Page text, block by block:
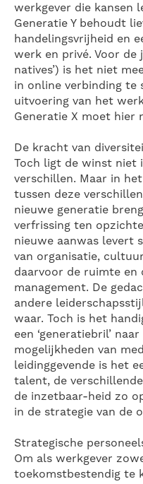
werkgever die kansen
Generatie Y behoudt
handelingsvrijheid en
werk en privé. Voor de
natives’) is het niet
in online verbinding te
uitvoering van het
Generatie X moet hier
De kracht van
Toch ligt de winst niet
verschillen. Maar in
tussen deze
nieuwe generatie
verfrissing ten
nieuwe aanwas levert
van organisatie,
daarvoor de ruimte en
management. De
andere
waar. Toch is het
een ‘generatiebril’
mogelijkheden van
leidinggevende is het
talent, de
de inzetbaar-heid zo
in de strategie van de
Strategische
Om als werkgever
toekomstbestendig te